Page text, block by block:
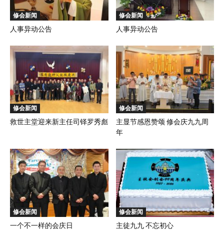
修会新闻
人事异动公告
修会新闻
人事异动公告
修会新闻
救世主堂迎来新主任司铎罗秀彪
修会新闻
主显节感恩赞颂 修会庆九九周
年
修会新闻
一个不一样的会庆日
修会新闻
主徒九九 不忘初心